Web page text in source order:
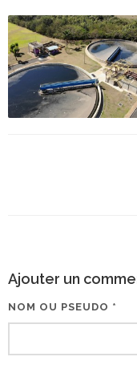
Ajouter un
NOM OU PSEUDO *